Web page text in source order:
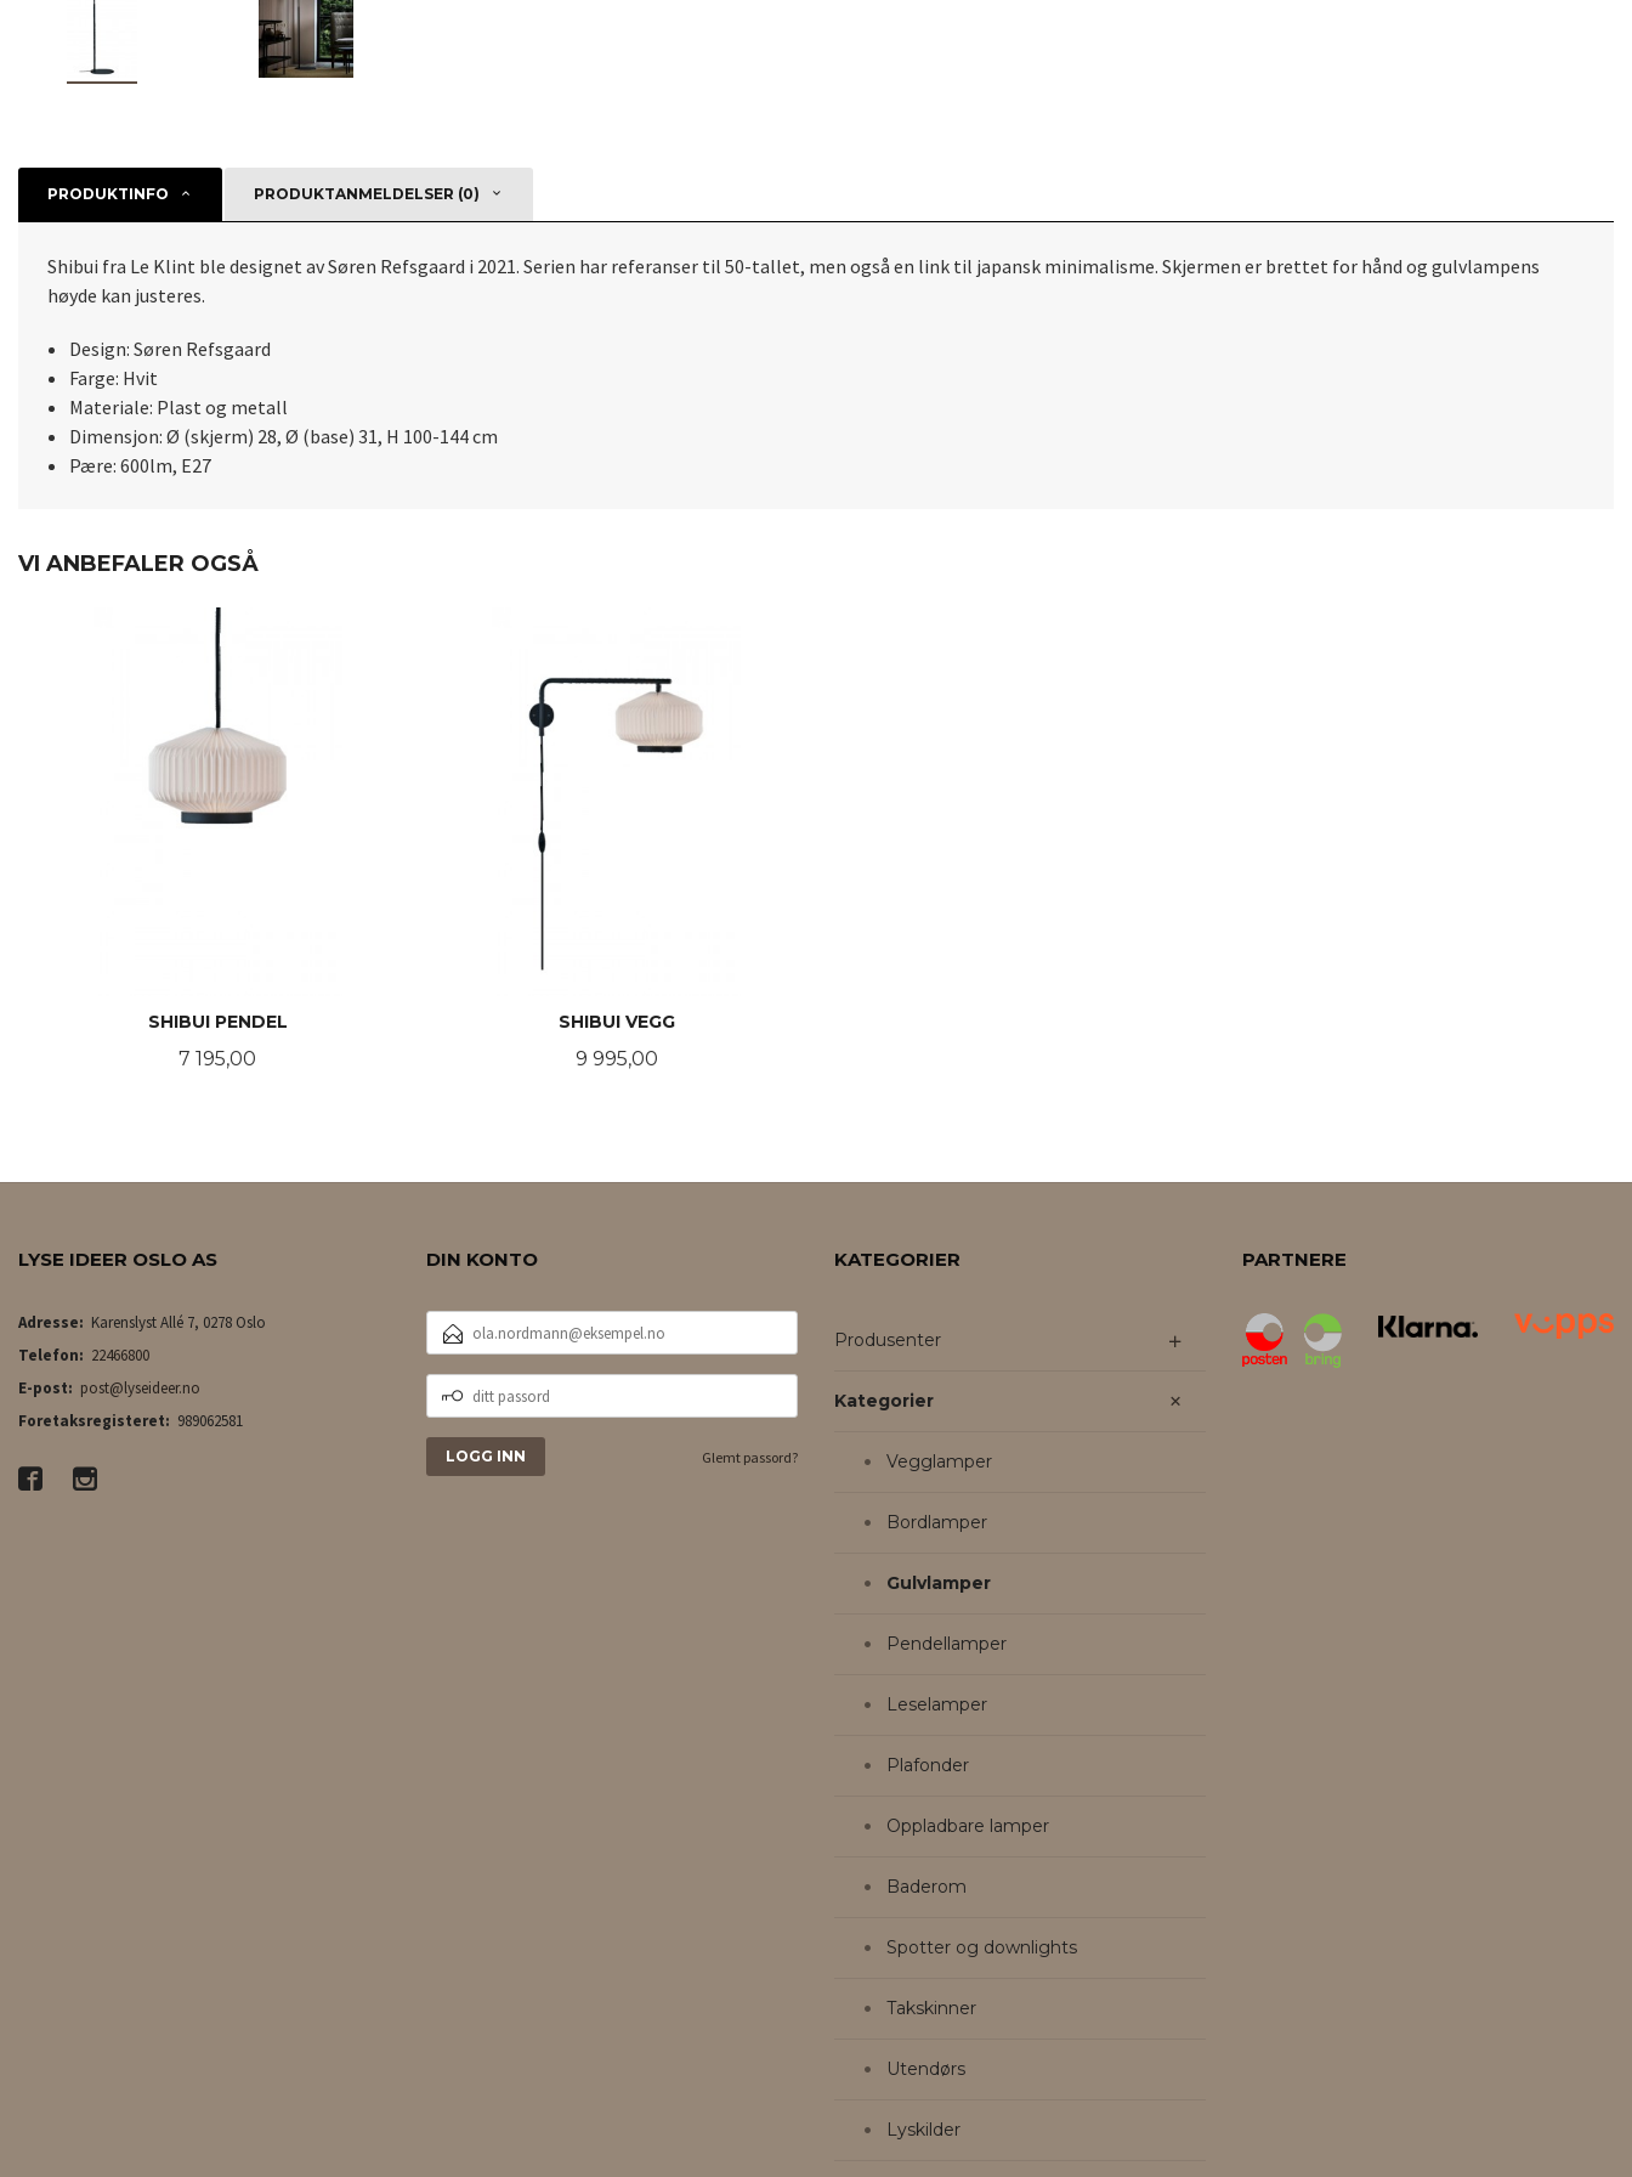
PRODUKTINFO PRODUKTANMELDELSER (0)
Shibui fra Le Klint ble designet av Søren Refsgaard i 2021. Serien har referanser til 50-tallet, men også en link til japansk minimalisme. Skjermen er brettet for hånd og gulvlampens
høyde kan justeres.
Design: Søren Refsgaard
Farge: Hvit
Materiale: Plast og metall
Dimensjon: Ø (skjerm) 28, Ø (base) 31, H 100-144 cm
Pære: 600lm, E27
VI ANBEFALER OGSÅ
SHIBUI PENDEL
Pris
7 195,00
SHIBUI VEGG
Pris
9 995,00
LYSE IDEER OSLO AS
Adresse: Karenslyst Allé 7, 0278 Oslo
Telefon: 22466800
E-post: post@lyseideer.no
Foretaksregisteret: 989062581
DIN KONTO
POSTADRESSE
PASSORD
Glemt passord?
KATEGORIER
Produsenter
Kategorier
Vegglamper
Bordlamper
Gulvlamper
Pendellamper
Leselamper
Plafonder
Oppladbare lamper
Baderom
Spotter og downlights
Takskinner
Utendørs
Lyskilder
PARTNERE